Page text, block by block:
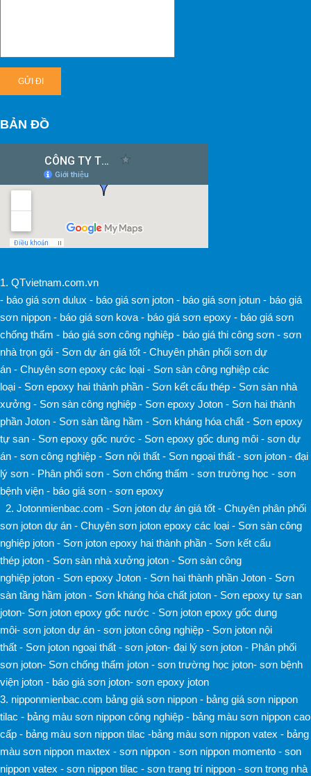
BẢN ĐỒ
1. QTvietnam.com.vn
- báo giá sơn dulux - báo giá sơn joton - báo giá sơn jotun - báo giá
sơn nippon - báo giá sơn kova - báo giá sơn epoxy - báo giá sơn
chống thấm - báo giá sơn công nghiệp - báo giá thi công sơn - sơn
nhà trọn gói - Sơn dự án giá tốt - Chuyên phân phối sơn dự
án - Chuyên sơn epoxy các loại - Sơn sàn công nghiệp các
loại - Sơn epoxy hai thành phần - Sơn kết cấu thép - Sơn sàn nhà
xưởng - Sơn sàn công nghiệp - Sơn epoxy Joton - Sơn hai thành
phần Joton - Sơn sàn tầng hầm - Sơn kháng hóa chất - Sơn epoxy
tự san - Sơn epoxy gốc nước - Sơn epoxy gốc dung môi - sơn dự
án - sơn công nghiệp - Sơn nội thất - Sơn ngoại thất - sơn joton - đại
lý sơn - Phân phối sơn - Sơn chống thấm - sơn trường học - sơn
bệnh viện - báo giá sơn - sơn epoxy
2. Jotonmienbac.com - Sơn joton dự án giá tốt - Chuyên phân phối
sơn joton dự án - Chuyên sơn joton epoxy các loại - Sơn sàn công
nghiệp joton - Sơn joton epoxy hai thành phần - Sơn kết cấu
thép joton - Sơn sàn nhà xưởng joton - Sơn sàn công
nghiệp joton - Sơn epoxy Joton - Sơn hai thành phần Joton - Sơn
sàn tầng hầm joton - Sơn kháng hóa chất joton - Sơn epoxy tự san
joton- Sơn joton epoxy gốc nước - Sơn joton epoxy gốc dung
môi- sơn joton dự án - sơn joton công nghiệp - Sơn joton nội
thất - Sơn joton ngoại thất - sơn joton- đại lý sơn joton - Phân phối
sơn joton- Sơn chống thấm joton - sơn trường học joton- sơn bệnh
viện joton - báo giá sơn joton- sơn epoxy joton
3. nipponmienbac.com bảng giá sơn nippon - bảng giá sơn nippon
tilac - bảng màu sơn nippon công nghiệp - bảng màu sơn nippon cao
cấp - bảng màu sơn nippon tilac -bảng màu sơn nippon vatex - bảng
màu sơn nippon maxtex - sơn nippon - sơn nippon momento - son
nippon vatex - sơn nippon tilac - sơn trang trí nippon - sơn trong nhà